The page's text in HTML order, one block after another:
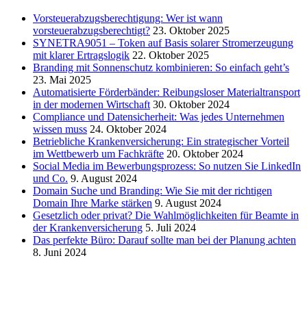
Vorsteuerabzugsberechtigung: Wer ist wann
vorsteuerabzugsberechtigt? 23. Oktober 2025
SYNETRA9051 – Token auf Basis solarer Stromerzeugung
mit klarer Ertragslogik 22. Oktober 2025
Branding mit Sonnenschutz kombinieren: So einfach geht’s
23. Mai 2025
Automatisierte Förderbänder: Reibungsloser Materialtransport
in der modernen Wirtschaft 30. Oktober 2024
Compliance und Datensicherheit: Was jedes Unternehmen
wissen muss 24. Oktober 2024
Betriebliche Krankenversicherung: Ein strategischer Vorteil
im Wettbewerb um Fachkräfte 20. Oktober 2024
Social Media im Bewerbungsprozess: So nutzen Sie LinkedIn
und Co. 9. August 2024
Domain Suche und Branding: Wie Sie mit der richtigen
Domain Ihre Marke stärken 9. August 2024
Gesetzlich oder privat? Die Wahlmöglichkeiten für Beamte in
der Krankenversicherung 5. Juli 2024
Das perfekte Büro: Darauf sollte man bei der Planung achten
8. Juni 2024